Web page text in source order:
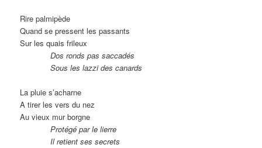
Rire palmipède
Quand se pressent les passants
Sur les quais frileux
Dos ronds pas saccadés
Sous les lazzi des canards
La pluie s’acharne
A tirer les vers du nez
Au vieux mur borgne
Protégé par le lierre
Il retient ses secrets